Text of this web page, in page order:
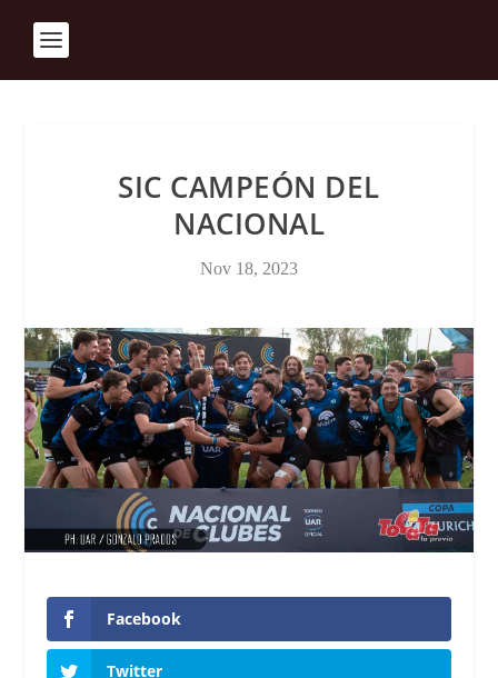
SIC CAMPEÓN DEL
NACIONAL
Nov 18, 2023
Facebook
Twitter